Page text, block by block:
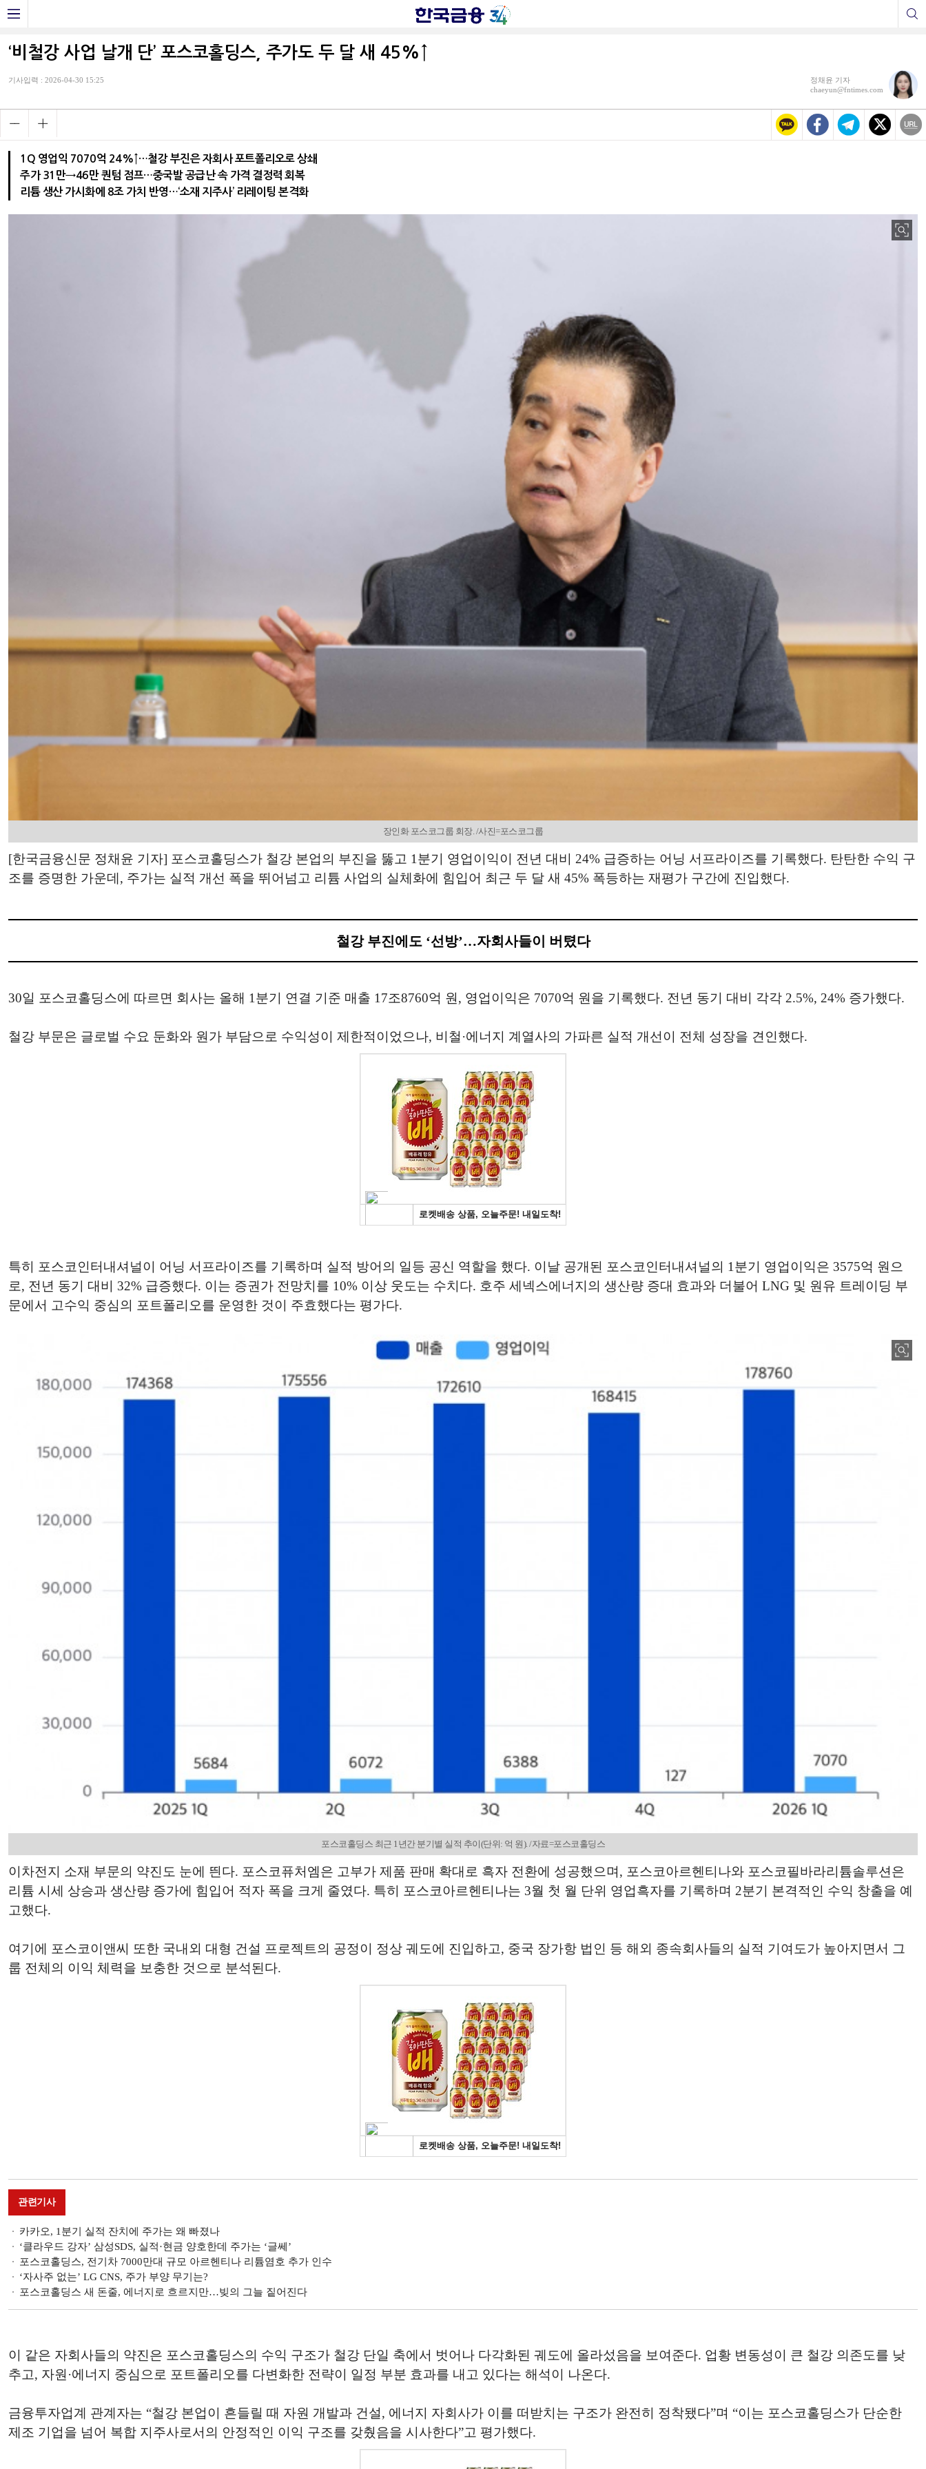
‘비철강 사업 날개 단’ 포스코홀딩스, 주가도 두 달 새 45%↑
기사입력 : 2026-04-30 15:25
정채윤 기자
chaeyun@fntimes.com
1Q 영업익 7070억 24%↑…철강 부진은 자회사 포트폴리오로 상쇄
주가 31만→46만 퀀텀 점프…중국발 공급난 속 가격 결정력 회복
리튬 생산 가시화에 8조 가치 반영…‘소재 지주사’ 리레이팅 본격화
장인화 포스코그룹 회장. /사진=포스코그룹
[한국금융신문 정채윤 기자] 포스코홀딩스가 철강 본업의 부진을 뚫고 1분기 영업이익이 전년 대비 24% 급증하는 어닝 서프라이즈를 기록했다. 탄탄한 수익 구
조를 증명한 가운데, 주가는 실적 개선 폭을 뛰어넘고 리튬 사업의 실체화에 힘입어 최근 두 달 새 45% 폭등하는 재평가 구간에 진입했다.
철강 부진에도 ‘선방’…자회사들이 버텼다
30일 포스코홀딩스에 따르면 회사는 올해 1분기 연결 기준 매출 17조8760억 원, 영업이익은 7070억 원을 기록했다. 전년 동기 대비 각각 2.5%, 24% 증가했다.
철강 부문은 글로벌 수요 둔화와 원가 부담으로 수익성이 제한적이었으나, 비철·에너지 계열사의 가파른 실적 개선이 전체 성장을 견인했다.
특히 포스코인터내셔널이 어닝 서프라이즈를 기록하며 실적 방어의 일등 공신 역할을 했다. 이날 공개된 포스코인터내셔널의 1분기 영업이익은 3575억 원으
로, 전년 동기 대비 32% 급증했다. 이는 증권가 전망치를 10% 이상 웃도는 수치다. 호주 세넥스에너지의 생산량 증대 효과와 더불어 LNG 및 원유 트레이딩 부
문에서 고수익 중심의 포트폴리오를 운영한 것이 주효했다는 평가다.
포스코홀딩스 최근 1년간 분기별 실적 추이(단위: 억 원). /자료=포스코홀딩스
이차전지 소재 부문의 약진도 눈에 띈다. 포스코퓨처엠은 고부가 제품 판매 확대로 흑자 전환에 성공했으며, 포스코아르헨티나와 포스코필바라리튬솔루션은
리튬 시세 상승과 생산량 증가에 힘입어 적자 폭을 크게 줄였다. 특히 포스코아르헨티나는 3월 첫 월 단위 영업흑자를 기록하며 2분기 본격적인 수익 창출을 예
고했다.
여기에 포스코이앤씨 또한 국내외 대형 건설 프로젝트의 공정이 정상 궤도에 진입하고, 중국 장가항 법인 등 해외 종속회사들의 실적 기여도가 높아지면서 그
룹 전체의 이익 체력을 보충한 것으로 분석된다.
관련기사
카카오, 1분기 실적 잔치에 주가는 왜 빠졌나
‘클라우드 강자’ 삼성SDS, 실적·현금 양호한데 주가는 ‘글쎄’
포스코홀딩스, 전기차 7000만대 규모 아르헨티나 리튬염호 추가 인수
‘자사주 없는’ LG CNS, 주가 부양 무기는?
포스코홀딩스 새 돈줄, 에너지로 흐르지만…빚의 그늘 짙어진다
이 같은 자회사들의 약진은 포스코홀딩스의 수익 구조가 철강 단일 축에서 벗어나 다각화된 궤도에 올라섰음을 보여준다. 업황 변동성이 큰 철강 의존도를 낮
추고, 자원·에너지 중심으로 포트폴리오를 다변화한 전략이 일정 부분 효과를 내고 있다는 해석이 나온다.
금융투자업계 관계자는 “철강 본업이 흔들릴 때 자원 개발과 건설, 에너지 자회사가 이를 떠받치는 구조가 완전히 정착됐다”며 “이는 포스코홀딩스가 단순한
제조 기업을 넘어 복합 지주사로서의 안정적인 이익 구조를 갖췄음을 시사한다”고 평가했다.